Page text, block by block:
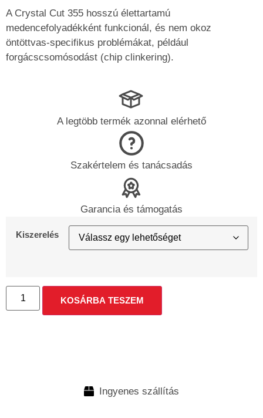
A Crystal Cut 355 hosszú élettartamú
medencefolyadékként funkcionál, és nem okoz
öntöttvas-specifikus problémákat, például
forgácscsomósodást (chip clinkering).
A legtöbb termék azonnal elérhető
Szakértelem és tanácsadás
Garancia és támogatás
Kiszerelés
KOSÁRBA TESZEM
Ingyenes szállítás